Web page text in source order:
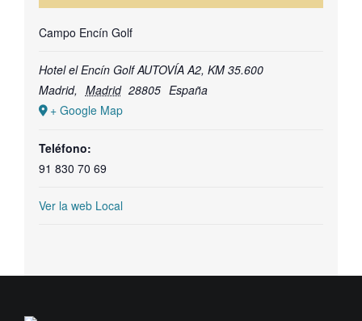
Campo Encín Golf
Hotel el Encín Golf AUTOVÍA A2, KM 35.600
Madrid, Madrid 28805 España
+ Google Map
Teléfono:
91 830 70 69
Ver la web Local